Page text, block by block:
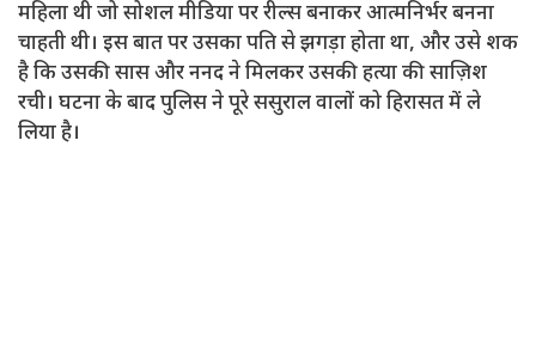
महिला थी जो सोशल मीडिया पर रील्स बनाकर आत्मनिर्भर बनना
चाहती थी। इस बात पर उसका पति से झगड़ा होता था, और उसे शक
है कि उसकी सास और ननद ने मिलकर उसकी हत्या की साज़िश
रची। घटना के बाद पुलिस ने पूरे ससुराल वालों को हिरासत में ले
लिया है।